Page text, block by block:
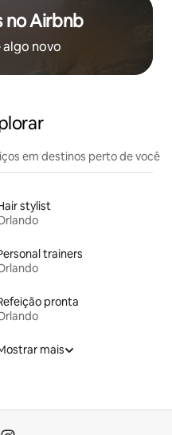
no Airbnb
novo
em destinos perto de você
stylist
trainers
pronta
mais